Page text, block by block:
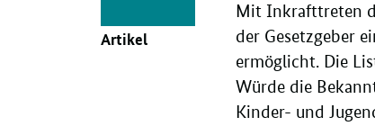
Artikel
Mit Inkrafttreten
der Gesetzgeber
ermöglicht. Die
Würde die
Kinder- und